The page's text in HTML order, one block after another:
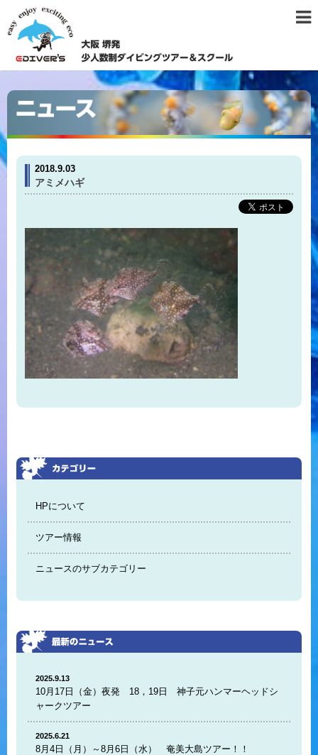
2018.9.03
アミメハギ
HPについて
ツアー情報
ニュースのサブカテゴリー
2025.9.13
10月17日（金）夜発 18，19日 神子元ハンマーヘッドシ
ャークツアー
2025.6.21
8月4日（月）～8月6日（水） 奄美大島ツアー！！